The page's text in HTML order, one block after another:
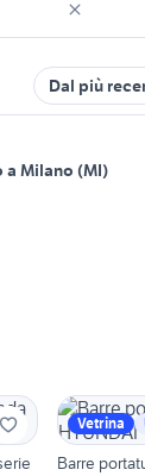
Dal più
a Milano (MI)
3 serie
Vetrina
Barre